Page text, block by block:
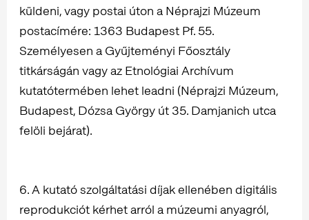
küldeni, vagy postai úton a Néprajzi Múzeum
postacímére: 1363 Budapest Pf. 55.
Személyesen a Gyűjteményi Főosztály
titkárságán vagy az Etnológiai Archívum
kutatótermében lehet leadni (Néprajzi Múzeum,
Budapest, Dózsa György út 35. Damjanich utca
felöli bejárat).
6. A kutató szolgáltatási díjak ellenében digitális
reprodukciót kérhet arról a múzeumi anyagról,